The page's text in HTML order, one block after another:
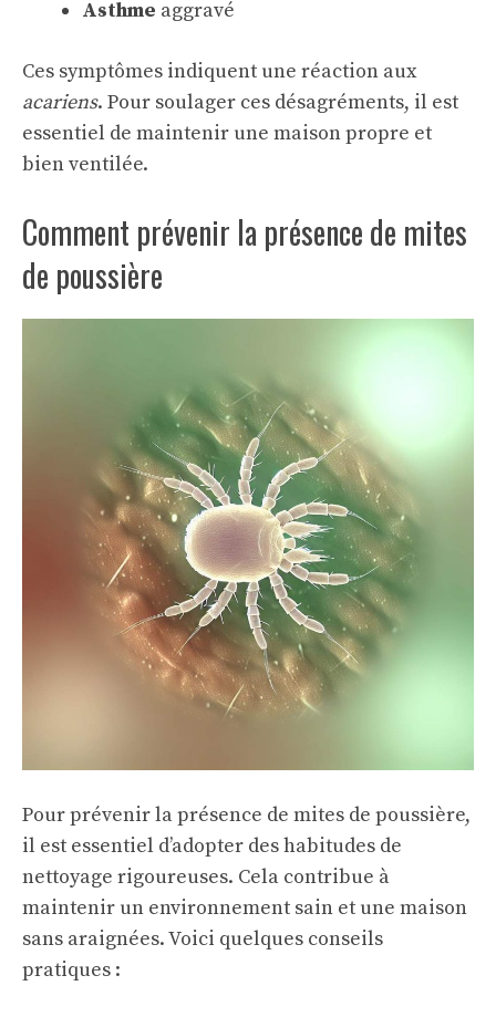
Asthme aggravé
Ces symptômes indiquent une réaction aux
acariens. Pour soulager ces désagréments, il est
essentiel de maintenir une maison propre et
bien ventilée.
Comment prévenir la présence de mites
de poussière
Pour prévenir la présence de mites de poussière,
il est essentiel d’adopter des habitudes de
nettoyage rigoureuses. Cela contribue à
maintenir un environnement sain et une maison
sans araignées. Voici quelques conseils
pratiques :